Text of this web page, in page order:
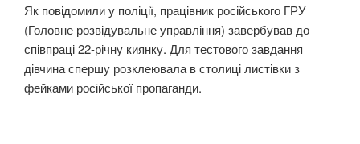
Як повідомили у поліції, працівник російського ГРУ
(Головне розвідувальне управління) завербував до
співпраці 22-річну киянку. Для тестового завдання
дівчина спершу розклеювала в столиці листівки з
фейками російської пропаганди.